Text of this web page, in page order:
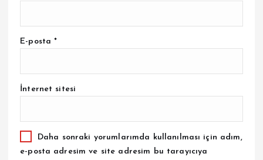
E-posta*
İnternet sitesi
Daha sonraki yorumlarımda kullanılması için adım,
e-posta adresim ve site adresim bu tarayıcıya